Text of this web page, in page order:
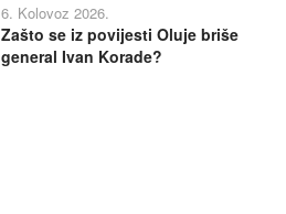
6. Kolovoz 2026.
Zašto se iz povijesti Oluje briše
general Ivan Korade?